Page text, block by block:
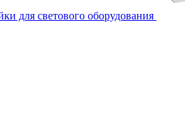
для светового оборудования